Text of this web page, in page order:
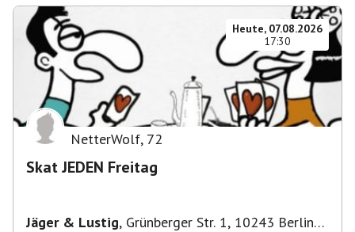
Heute, 07.08.2026
17:30
NetterWolf, 72
Skat JEDEN Freitag
Jäger & Lustig, Grünberger Str. 1, 10243 Berlin-